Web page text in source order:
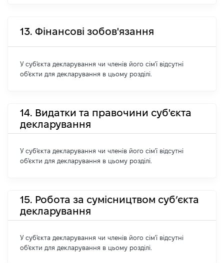
13. Фінансові зобов'язання
У суб'єкта декларування чи членів його сім'ї відсутні
об'єкти для декларування в цьому розділі.
14. Видатки та правочини суб'єкта
декларування
У суб'єкта декларування чи членів його сім'ї відсутні
об'єкти для декларування в цьому розділі.
15. Робота за сумісництвом суб’єкта
декларування
У суб'єкта декларування чи членів його сім'ї відсутні
об'єкти для декларування в цьому розділі.